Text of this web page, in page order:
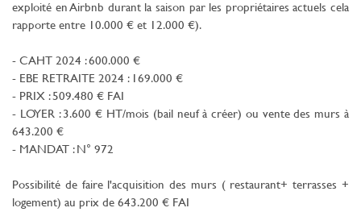
exploité en Airbnb durant la saison par les propriétaires actuels cela
rapporte entre 10.000 € et 12.000 €).
- CAHT 2024 : 600.000 €
- EBE RETRAITE 2024 : 169.000 €
- PRIX : 509.480 € FAI
- LOYER : 3.600 € HT/mois (bail neuf à créer) ou vente des murs à
643.200 €
- MANDAT : N° 972
Possibilité de faire l'acquisition des murs ( restaurant+ terrasses +
logement) au prix de 643.200 € FAI